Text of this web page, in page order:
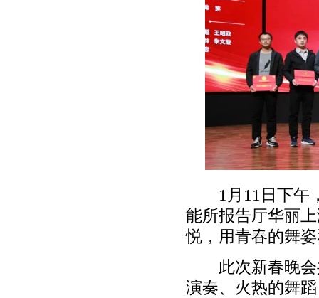
1月11日下午，
能所报告厅华丽
悦，用青春的舞
此次新春晚会
演奏、火热的舞